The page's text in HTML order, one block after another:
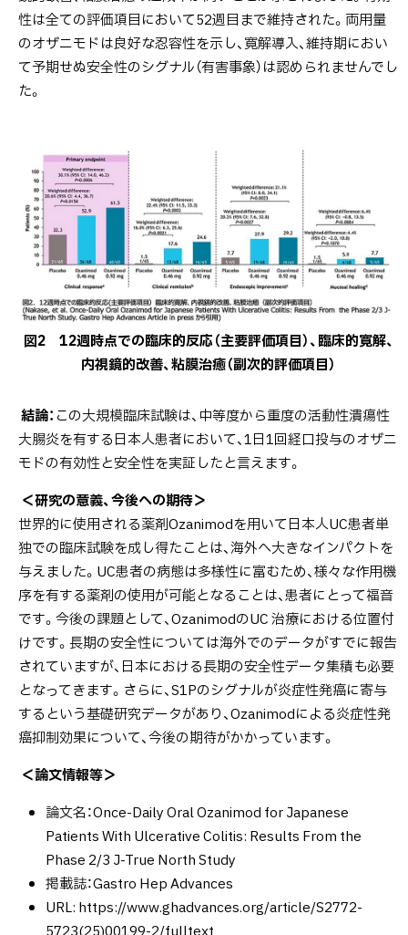
性は全ての評価項目において52週目まで維持された。両用量
のオザニモドは良好な忍容性を示し、寛解導入、維持期におい
て予期せぬ安全性のシグナル（有害事象）は認められませんでし
た。
図2 12週時点での臨床的反応（主要評価項目）、臨床的寛解、
内視鏡的改善、粘膜治癒（副次的評価項目）
結論： この大規模臨床試験は、中等度から重度の活動性潰瘍性
大腸炎を有する日本人患者において、1日1回経口投与のオザニ
モドの有効性と安全性を実証したと言えます。
＜研究の意義、今後への期待＞
世界的に使用される薬剤Ozanimodを用いて日本人UC患者単
独での臨床試験を成し得たことは、海外へ大きなインパクトを
与えました。UC患者の病態は多様性に富むため、様々な作用機
序を有する薬剤の使用が可能となることは、患者にとって福音
です。今後の課題として、OzanimodのUC 治療における位置付
けです。長期の安全性については海外でのデータがすでに報告
されていますが、日本における長期の安全性データ集積も必要
となってきます。さらに、S1Pのシグナルが炎症性発癌に寄与
するという基礎研究データがあり、Ozanimodによる炎症性発
癌抑制効果について、今後の期待がかかっています。
＜論文情報等＞
論文名：Once-Daily Oral Ozanimod for Japanese
Patients With Ulcerative Colitis: Results From the
Phase 2/3 J-True North Study
掲載誌：Gastro Hep Advances
URL: https://www.ghadvances.org/article/S2772-
5723(25)00199-2/fulltext